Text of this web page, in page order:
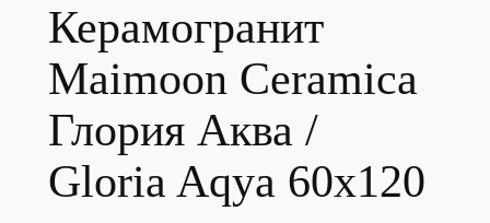
Керамогранит
Maimoon Ceramica
Глория Аква /
Gloria Aqya 60x120